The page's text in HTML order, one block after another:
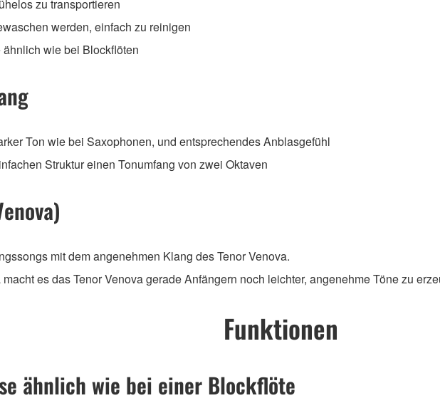
zu transportieren
werden, einfach zu reinigen
wie bei Blockflöten
Ton wie bei Saxophonen, und entsprechendes Anblasgefühl
Struktur einen Tonumfang von zwei Oktaven
mit dem angenehmen Klang des Tenor Venova.
es das Tenor Venova gerade Anfängern noch leichter, angenehme Töne zu
Funktionen
ähnlich wie bei einer Blockflöte